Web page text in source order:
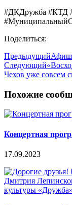
#ДКДружба #КТД
Поделиться:
Предыдущий
Следующий
Чехов уже совсем
Похожие
Концертная
17.09.2023